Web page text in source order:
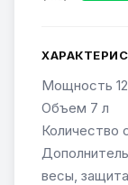
Мощность
Объем 7 л
Количество
весы,